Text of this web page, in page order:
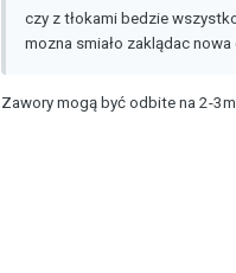
czy z tłokami bedzie
mozna smiało zaklądac nowa
Zawory mogą być odbite na 2-